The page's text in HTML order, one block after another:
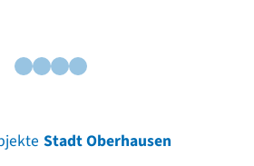
Stadt Oberhausen